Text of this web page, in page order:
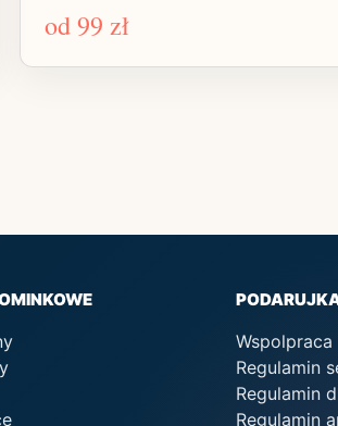
od99 zł
Wspolpraca
Regulamin
Regulamin
Regulamin